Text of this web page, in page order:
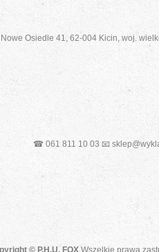
Nowe Osiedle 41, 62-004 Kicin, woj.
☎ 061 811 10 03 📧
© P.H.U. FOX Wszelkie prawa